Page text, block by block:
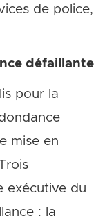
de police,
défaillante
pour la
mise en
exécutive du
: la